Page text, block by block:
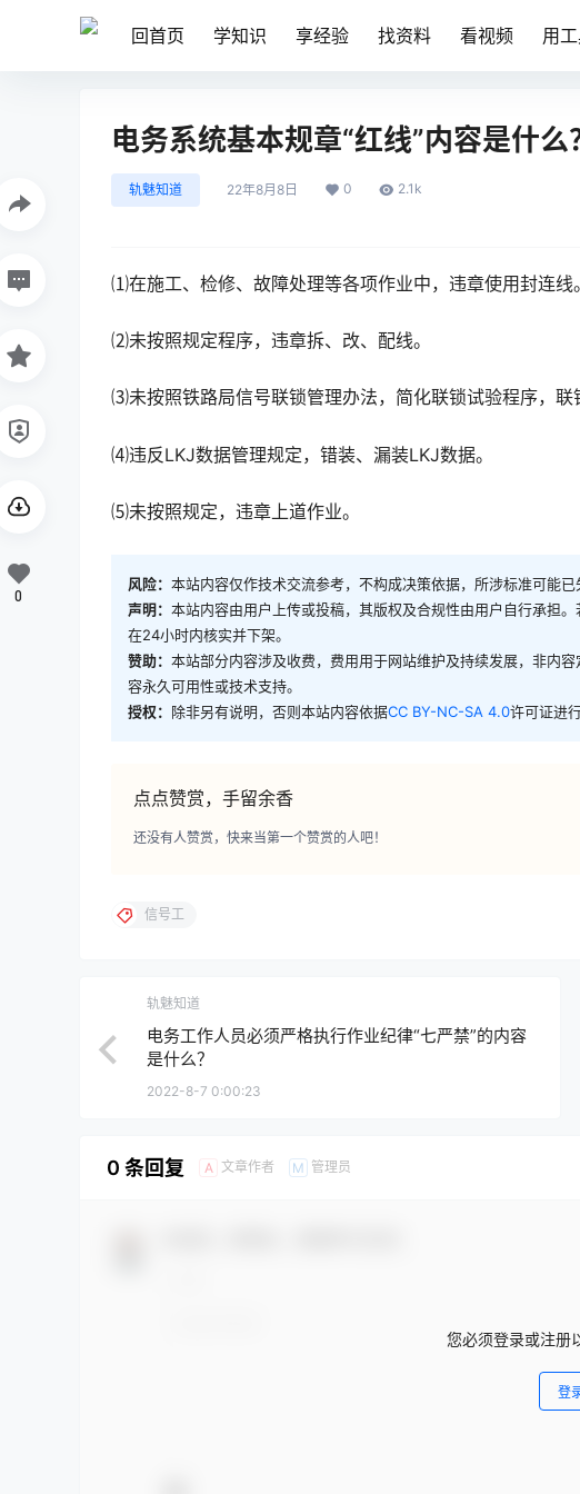
回首页 学知识 享经验 找资料 看视频 用
电务系统基本规章“红线”内容是什么
轨魅知道 22年8月8日 0 2.1k
⑴在施工、检修、故障处理等各项作业中，违章使用封连线。
⑵未按照规定程序，违章拆、改、配线。
⑶未按照铁路局信号联锁管理办法，简化联锁试验程序，联
⑷违反LKJ数据管理规定，错装、漏装LKJ数据。
⑸未按照规定，违章上道作业。
风险： 本站内容仅作技术交流参考，不构成决策依据，所涉标准可能已
声明： 本站内容由用户上传或投稿，其版权及合规性由用户自行承担
在24小时内核实并下架。
赞助： 本站部分内容涉及收费，费用用于网站维护及持续发展，非内
容永久可用性或技术支持。
授权： 除非另有说明，否则本站内容依据CC BY-NC-SA 4.0许可证进
点点赞赏，手留余香
还没有人赞赏，快来当第一个赞赏的人吧！
0
信号工
轨魅知道
电务工作人员必须严格执行作业纪律“七严禁”的内容
是什么？
2022-8-7 0:00:23
0 条回复 A 文章作者 M 管理员
您必须登录或注册
登